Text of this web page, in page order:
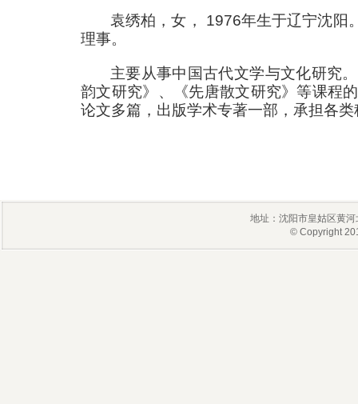
袁绣柏，女， 1976年生于辽宁沈阳
理事。
主要从事中国古代文学与文化研究
韵文研究》、《先唐散文研究》等课程
论文多篇，出版学术专著一部，承担各
地址：沈阳市皇姑区黄
© Copyright